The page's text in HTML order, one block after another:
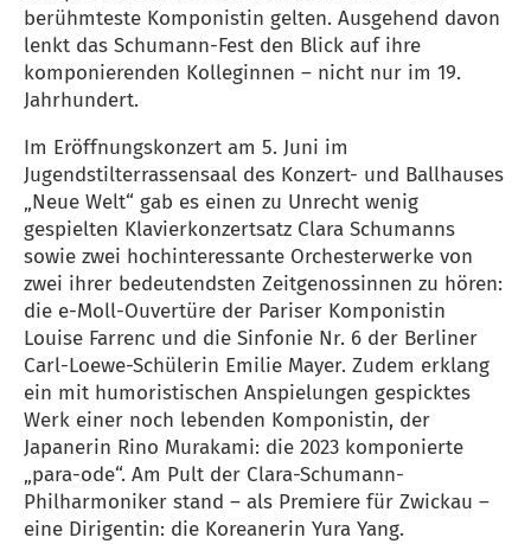
berühmteste Komponistin gelten. Ausgehend davon
lenkt das Schumann-Fest den Blick auf ihre
komponierenden Kolleginnen – nicht nur im 19.
Jahrhundert.
Im Eröffnungskonzert am 5. Juni im
Jugendstilterrassensaal des Konzert- und Ballhauses
„Neue Welt“ gab es einen zu Unrecht wenig
gespielten Klavierkonzertsatz Clara Schumanns
sowie zwei hochinteressante Orchesterwerke von
zwei ihrer bedeutendsten Zeitgenossinnen zu hören:
die e-Moll-Ouvertüre der Pariser Komponistin
Louise Farrenc und die Sinfonie Nr. 6 der Berliner
Carl-Loewe-Schülerin Emilie Mayer. Zudem erklang
ein mit humoristischen Anspielungen gespicktes
Werk einer noch lebenden Komponistin, der
Japanerin Rino Murakami: die 2023 komponierte
„para-ode“. Am Pult der Clara-Schumann-
Philharmoniker stand – als Premiere für Zwickau –
eine Dirigentin: die Koreanerin Yura Yang.